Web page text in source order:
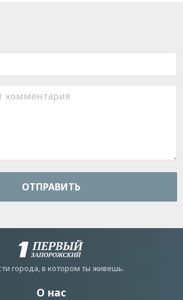
ОТПРАВИТЬ
города, в котором ты живешь.
О нас